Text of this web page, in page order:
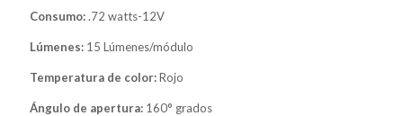
Consumo:.72 watts-12V
Lúmenes: 15 Lúmenes/módulo
Temperatura de color:Rojo
Ángulo de apertura: 160° grados